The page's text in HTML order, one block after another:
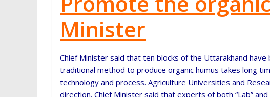
Minister
Chief Minister said that ten blocks of the Uttarakhand
traditional method to produce organic humus takes long
technology and process. Agriculture Universities and
direction. Chief Minister said that experts of both “Lab”